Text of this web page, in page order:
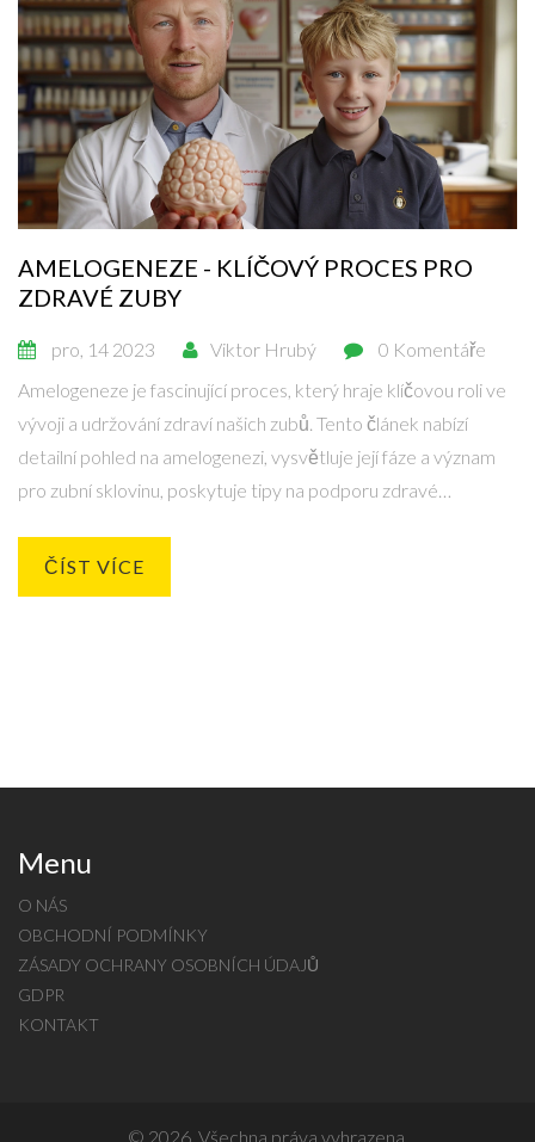
AMELOGENEZE - KLÍČOVÝ PROCES PRO
ZDRAVÉ ZUBY
pro, 14 2023 Viktor Hrubý
0 Komentáře
Amelogeneze je fascinující proces, který hraje klíčovou roli ve
vývoji a udržování zdraví našich zubů. Tento článek nabízí
detailní pohled na amelogenezi, vysvětluje její fáze a význam
pro zubní sklovinu, poskytuje tipy na podporu zdravé
spojených s poruchami tohoto procesu.
ČÍST VÍCE
Menu
O NÁS
OBCHODNÍ PODMÍNKY
ZÁSADY OCHRANY OSOBNÍCH ÚDAJŮ
GDPR
KONTAKT
© 2026. Všechna práva vyhrazena.